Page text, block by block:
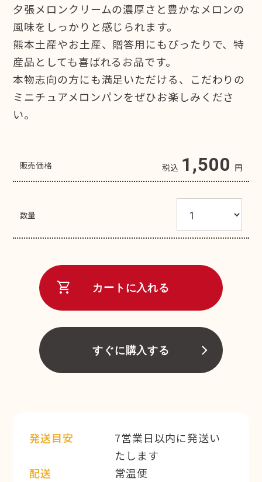
夕張メロンクリームの濃厚さと豊かなメロンの
風味をしっかりと感じられます。
熊本土産やお土産、贈答用にもぴったりで、特
産品としても喜ばれるお品です。
本物志向の方にも満足いただける、こだわりの
ミニチュアメロンパンをぜひお楽しみくださ
い。
販売価格 税込 1,500 円
数量
shopping_cart カートに入れる
すぐに購入する
発送目安
7営業日以内に発送い
たします
配送
常温便